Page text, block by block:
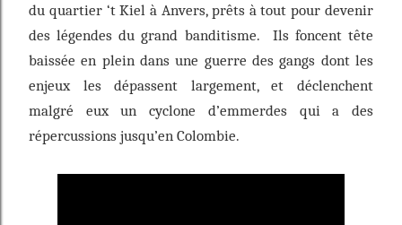
du quartier ‘t Kiel à Anvers, prêts à tout pour devenir
des légendes du grand banditisme. Ils foncent tête
baissée en plein dans une guerre des gangs dont les
enjeux les dépassent largement, et déclenchent
malgré eux un cyclone d’emmerdes qui a des
répercussions jusqu’en Colombie.